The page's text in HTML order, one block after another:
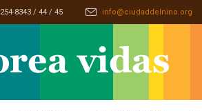
8343 / 44 / 45 info@ciudaddelnino.org